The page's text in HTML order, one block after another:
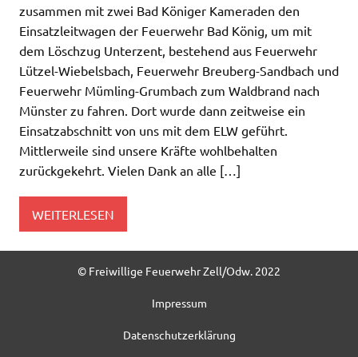
zusammen mit zwei Bad Königer Kameraden den
Einsatzleitwagen der Feuerwehr Bad König, um mit
dem Löschzug Unterzent, bestehend aus Feuerwehr
Lützel-Wiebelsbach, Feuerwehr Breuberg-Sandbach und
Feuerwehr Mümling-Grumbach zum Waldbrand nach
Münster zu fahren. Dort wurde dann zeitweise ein
Einsatzabschnitt von uns mit dem ELW geführt.
Mittlerweile sind unsere Kräfte wohlbehalten
zurückgekehrt. Vielen Dank an alle […]
WEITERLESEN
© Freiwillige Feuerwehr Zell/Odw. 2022
Impressum
Datenschutzerklärung